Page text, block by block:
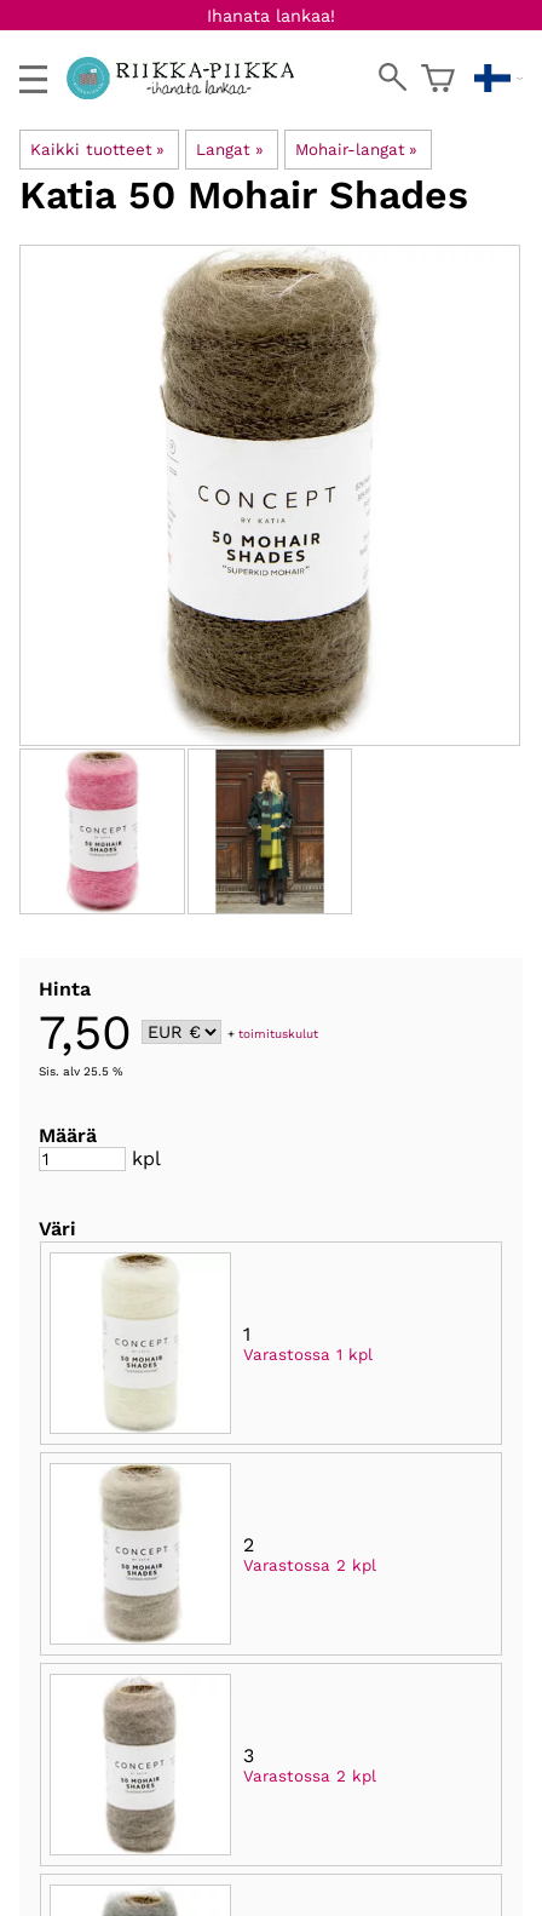
Ihanata lankaa!
Kaikki tuotteet ‪» Langat ‪» Mohair-langat ‪»
Katia 50 Mohair Shades
Hinta
7,50 +toimituskulut
Sis. alv 25.5 %
Määrä
kpl
Väri
1
Varastossa 1 kpl
2
Varastossa 2 kpl
3
Varastossa 2 kpl